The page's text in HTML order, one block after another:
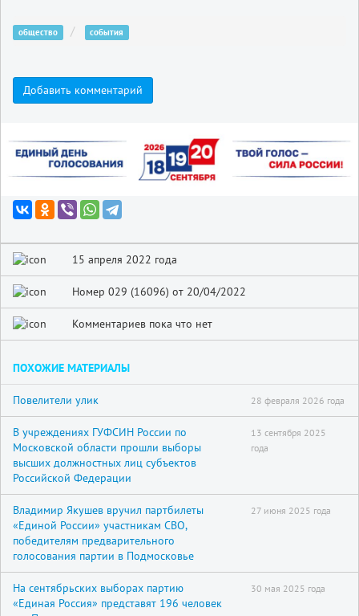
общество события
Добавить комментарий
15 апреля 2022 года
Номер 029 (16096) от 20/04/2022
Комментариев пока что нет
ПОХОЖИЕ МАТЕРИАЛЫ
Повелители улик 28 февраля 2026 года
В учреждениях ГУФСИН России по
Московской области прошли выборы
высших должностных лиц субъектов
Российской Федерации
13 сентября 2025
года
Владимир Якушев вручил партбилеты
«Единой России» участникам СВО,
победителям предварительного
голосования партии в Подмосковье
27 июня 2025 года
На сентябрьских выборах партию
«Единая Россия» представят 196 человек
30 мая 2025 года